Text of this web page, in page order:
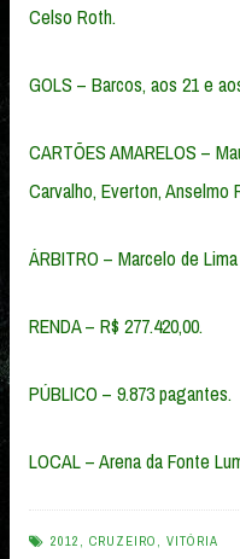
Celso Roth.
GOLS – Barcos, aos 21 e
CARTÕES AMARELOS –
Carvalho, Everton, Anselmo
ÁRBITRO – Marcelo de
RENDA – R$ 277.420,00.
PÚBLICO – 9.873 pagantes.
LOCAL – Arena da Fonte
2012 CRUZEIRO VITÓRIA